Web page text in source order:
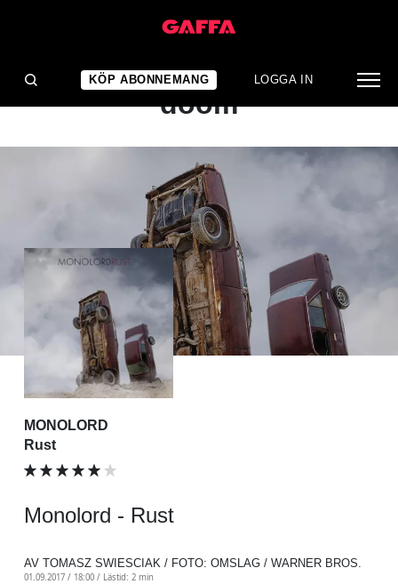
KÖP ABONNEMANG LOGGA IN
ALBUMRECENSION
Den nya vågen av svensk
doom
MONOLORD
Rust
Monolord - Rust
AV TOMASZ SWIESCIAK / FOTO: OMSLAG / WARNER BROS.
01.09.2017 / 18:00 / Lästid: 2 min